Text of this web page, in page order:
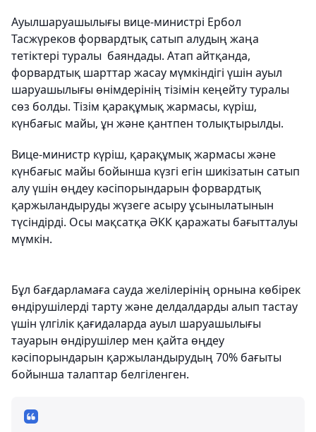
Ауылшаруашылығы вице-министрі Ербол
Тасжүреков форвардтық сатып алудың жаңа
тетіктері туралы баяндады. Атап айтқанда,
форвардтық шарттар жасау мүмкіндігі үшін ауыл
шаруашылығы өнімдерінің тізімін кеңейту туралы
сөз болды. Тізім қарақұмық жармасы, күріш,
күнбағыс майы, ұн және қантпен толықтырылды.
Вице-министр күріш, қарақұмық жармасы және
күнбағыс майы бойынша күзгі егін шикізатын сатып
алу үшін өңдеу кәсіпорындарын форвардтық
қаржыландыруды жүзеге асыру ұсынылатынын
түсіндірді. Осы мақсатқа ӘКК қаражаты бағытталуы
мүмкін.
Бұл бағдарламаға сауда желілерінің орнына көбірек
өндірушілерді тарту және делдалдарды алып тастау
үшін үлгілік қағидаларда ауыл шаруашылығы
тауарын өндірушілер мен қайта өңдеу
кәсіпорындарын қаржыландырудың 70% бағыты
бойынша талаптар белгіленген.